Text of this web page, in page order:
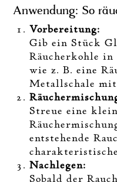
Anwendung: So
Vorbereitung:
Gib ein Stück
Räucherkohle in
wie z. B. eine
Metallschale mit
Streue eine
entstehende
Nachlegen:
Sobald der